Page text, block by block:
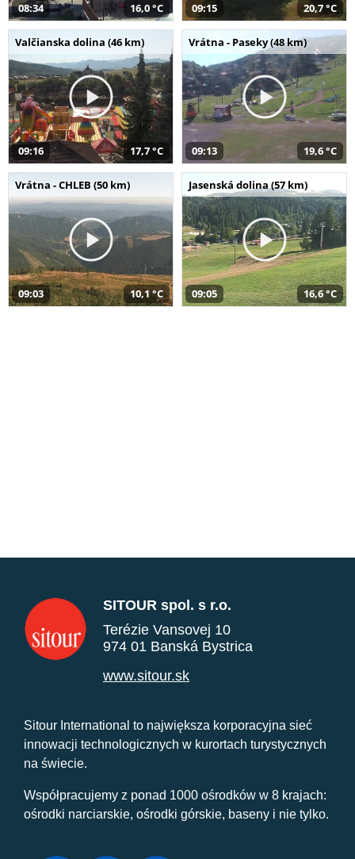
08:34 16,0 °C 09:15 20,7 °C
Valčianska dolina (46 km)
09:16 17,7 °C
Vrátna - Paseky (48 km)
09:13 19,6 °C
Vrátna - CHLEB (50 km)
09:03 10,1 °C
Jasenská dolina (57 km)
09:05 16,6 °C
SITOUR spol. s r.o.
Terézie Vansovej 10
974 01 Banská Bystrica
www.sitour.sk
Sitour International to największa korporacyjna sieć
innowacji technologicznych w kurortach turystycznych
na świecie.
Współpracujemy z ponad 1000 ośrodków w 8 krajach:
ośrodki narciarskie, ośrodki górskie, baseny i nie tylko.